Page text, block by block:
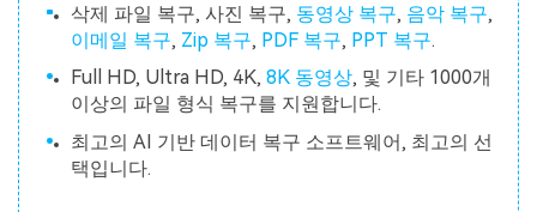
삭제 파일 복구, 사진 복구, 동영상 복구, 음악 복구,
이메일 복구, Zip 복구, PDF 복구, PPT 복구.
Full HD, Ultra HD, 4K,8K 동영상, 및 기타 1000개
이상의 파일 형식 복구를 지원합니다.
최고의 AI 기반 데이터 복구 소프트웨어, 최고의 선
택입니다.